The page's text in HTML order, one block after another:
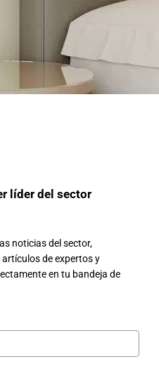
líder del sector
noticias del sector,
de expertos y
en tu bandeja de